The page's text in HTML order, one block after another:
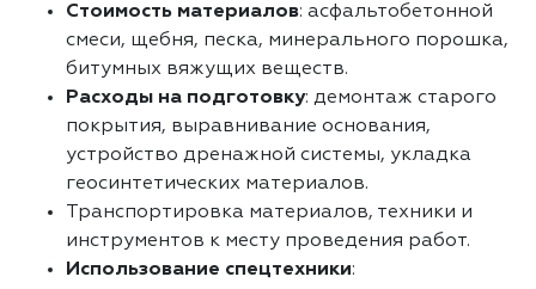
Стоимость материалов: асфальтобетонной
смеси, щебня, песка, минерального порошка,
битумных вяжущих веществ.
Расходы на подготовку: демонтаж старого
покрытия, выравнивание основания,
устройство дренажной системы, укладка
геосинтетических материалов.
Транспортировка материалов, техники и
инструментов к месту проведения работ.
Использование спецтехники: